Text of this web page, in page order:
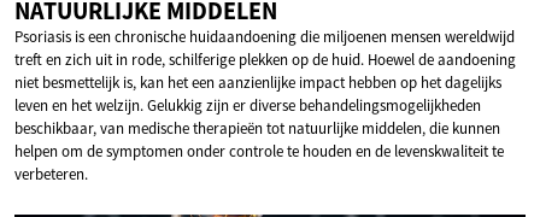
NATUURLIJKE MIDDELEN
Psoriasis is een chronische huidaandoening die miljoenen mensen wereldwijd
treft en zich uit in rode, schilferige plekken op de huid. Hoewel de aandoening
niet besmettelijk is, kan het een aanzienlijke impact hebben op het dagelijks
leven en het welzijn. Gelukkig zijn er diverse behandelingsmogelijkheden
beschikbaar, van medische therapieën tot natuurlijke middelen, die kunnen
helpen om de symptomen onder controle te houden en de levenskwaliteit te
verbeteren.